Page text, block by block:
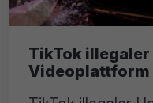
TikTok
Videoplattform